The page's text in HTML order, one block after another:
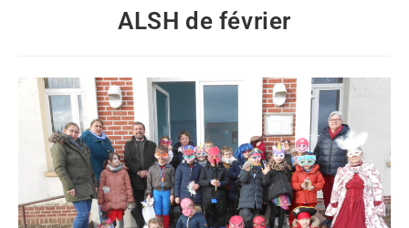
ALSH de février